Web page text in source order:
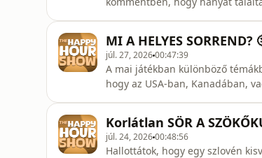
család összeverekedett egy
- V
MI A HELYES SORREND?
júl. 27, 202600:47:39
A mai játékban különböző
hogy az USA-ban, Kanadában,
milyen limonádét készített a
van olyan börtön, ami
Korlátlan SÖR A
júl. 24, 202600:48:56
Hallottátok, hogy egy szlovén